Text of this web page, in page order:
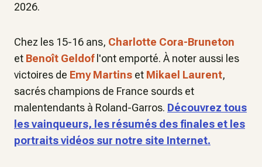
2026.
Chez les 15-16 ans, Charlotte Cora-Bruneton
et Benoît Geldofl'ont emporté. À noter aussi les
victoires de Emy Martins et Mikael Laurent,
sacrés champions de France sourds et
malentendants à Roland-Garros. Découvrez tous
les vainqueurs, les résumés des finales et les
portraits vidéos sur notre site Internet.